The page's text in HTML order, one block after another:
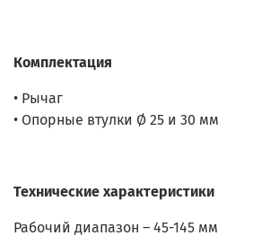
Комплектация
• Рычаг
• Опорные втулки Ø 25 и 30 мм
Технические характеристики
Рабочий диапазон – 45-145 мм